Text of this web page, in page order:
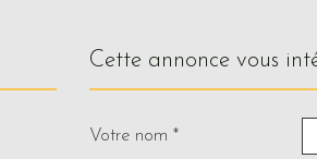
cette annonce vous
Votre nom *